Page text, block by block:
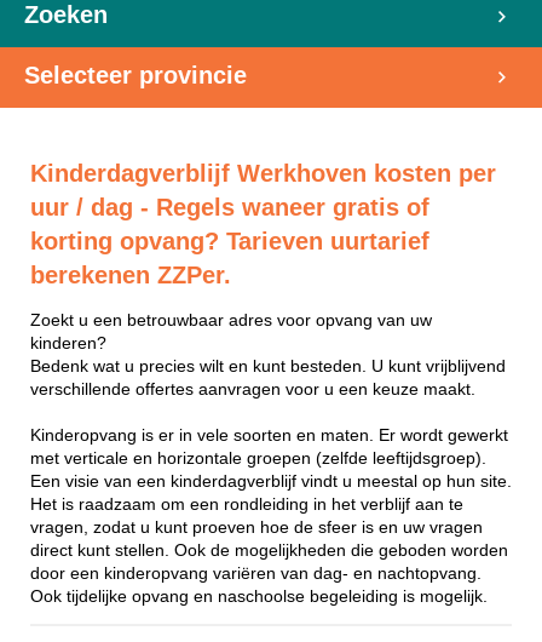
Zoeken
Selecteer provincie
Kinderdagverblijf Werkhoven kosten per
uur / dag - Regels waneer gratis of
korting opvang? Tarieven uurtarief
berekenen ZZPer.
Zoekt u een betrouwbaar adres voor opvang van uw
kinderen?
Bedenk wat u precies wilt en kunt besteden. U kunt vrijblijvend
verschillende offertes aanvragen voor u een keuze maakt.
Kinderopvang is er in vele soorten en maten. Er wordt gewerkt
met verticale en horizontale groepen (zelfde leeftijdsgroep).
Een visie van een kinderdagverblijf vindt u meestal op hun site.
Het is raadzaam om een rondleiding in het verblijf aan te
vragen, zodat u kunt proeven hoe de sfeer is en uw vragen
direct kunt stellen. Ook de mogelijkheden die geboden worden
door een kinderopvang variëren van dag- en nachtopvang.
Ook tijdelijke opvang en naschoolse begeleiding is mogelijk.